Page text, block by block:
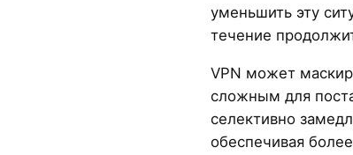
уменьшить эту
течение
VPN может
сложным для
селективно
обеспечивая